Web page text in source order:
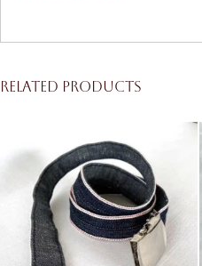
Related products